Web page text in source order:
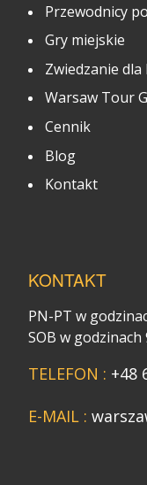
Przewodnicy
Gry miejskie
Zwiedzanie dla
Warsaw Tour
Cennik
Blog
Kontakt
KONTAKT
PN-PT w
SOB w godzinach
TELEFON : +48
E-MAIL :